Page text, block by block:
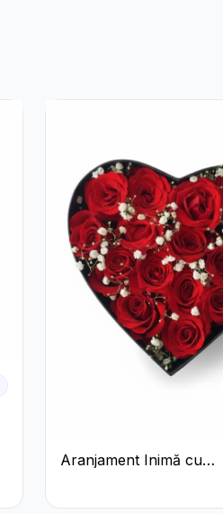
Aranjament Inimă cu
Floarea Miresei